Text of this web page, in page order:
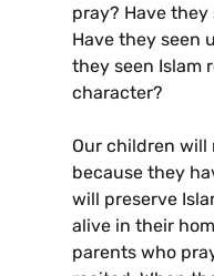
pray? Have they
Have they seen
they seen Islam
character?
Our children will
because they
will preserve
alive in their
parents who